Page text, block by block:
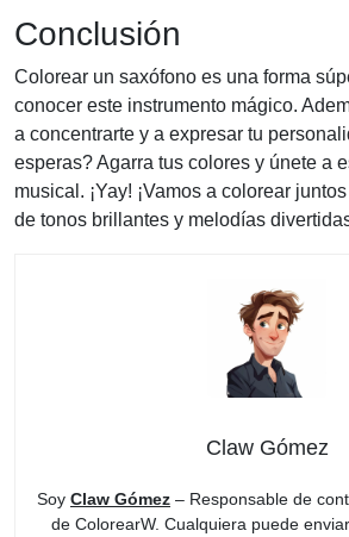
Conclusión
Colorear un saxófono es una forma
conocer este instrumento mágico.
a concentrarte y a expresar tu
esperas? Agarra tus colores y únete a
musical. ¡Yay! ¡Vamos a colorear
de tonos brillantes y melodías
Claw Gómez
Soy Claw Gómez – Responsable de
de ColorearW. Cualquiera puede